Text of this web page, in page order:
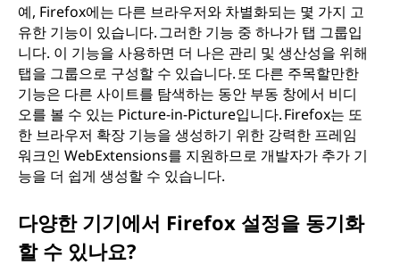
예, Firefox에는 다른 브라우저와 차별화되는 몇 가지 고
유한 기능이 있습니다. 그러한 기능 중 하나가 탭 그룹입
니다. 이 기능을 사용하면 더 나은 관리 및 생산성을 위해
탭을 그룹으로 구성할 수 있습니다. 또 다른 주목할만한
기능은 다른 사이트를 탐색하는 동안 부동 창에서 비디
오를 볼 수 있는 Picture-in-Picture입니다. Firefox는 또
한 브라우저 확장 기능을 생성하기 위한 강력한 프레임
워크인 WebExtensions를 지원하므로 개발자가 추가 기
능을 더 쉽게 생성할 수 있습니다.
다양한 기기에서 Firefox 설정을 동기화
할 수 있나요?